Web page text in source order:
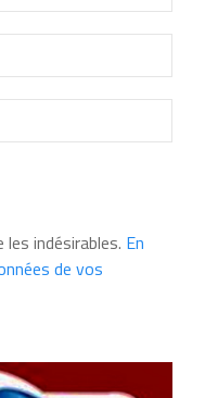
indésirables. En
de vos